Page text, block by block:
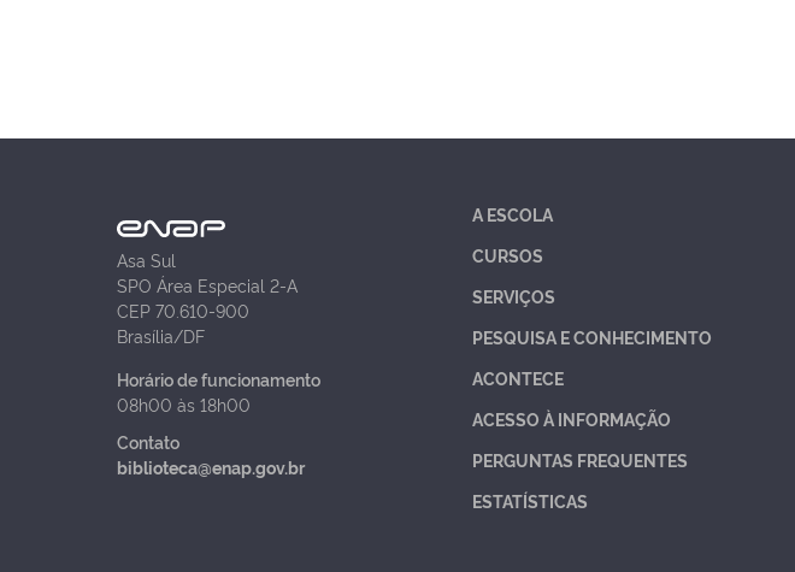
Asa Sul
SPO Área Especial 2-A
CEP 70.610-900
Brasília/DF
Horário de funcionamento
08h00 às 18h00
Contato
biblioteca@enap.gov.br
A ESCOLA
CURSOS
SERVIÇOS
PESQUISA E CONHECIMENTO
ACONTECE
ACESSO À INFORMAÇÃO
PERGUNTAS FREQUENTES
ESTATÍSTICAS